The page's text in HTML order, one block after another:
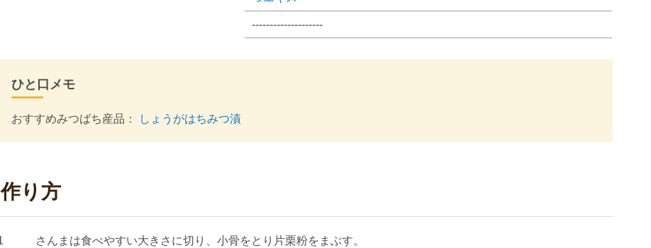
--------------------
ひと口メモ
おすすめみつばち産品： しょうがはちみつ漬
作り方
さんまは食べやすい大きさに切り、小骨をとり片栗粉をまぶす。